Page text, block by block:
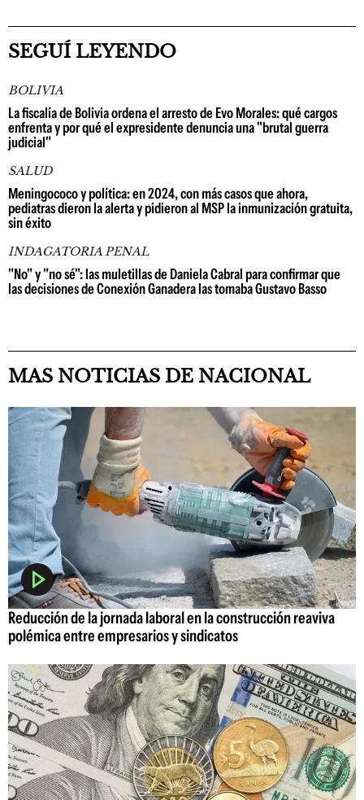
SEGUÍ LEYENDO
BOLIVIA
La fiscalía de Bolivia ordena el arresto de Evo Morales: qué cargos
enfrenta y por qué el expresidente denuncia una "brutal guerra
judicial"
SALUD
Meningococo y política: en 2024, con más casos que ahora,
pediatras dieron la alerta y pidieron al MSP la inmunización gratuita,
sin éxito
INDAGATORIA PENAL
"No" y "no sé": las muletillas de Daniela Cabral para confirmar que
las decisiones de Conexión Ganadera las tomaba Gustavo Basso
MAS NOTICIAS DE NACIONAL
Reducción de la jornada laboral en la construcción reaviva
polémica entre empresarios y sindicatos